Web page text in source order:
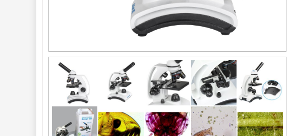
dalekohledy
285
Dálkoměry a Noční
vidění
Mikroskopy 76
Pro děti 5
Hobby 4